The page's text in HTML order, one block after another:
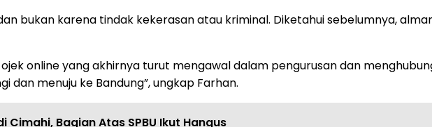
bukan karena tindak kekerasan atau kriminal. Diketahui sebelumnya,
online yang akhirnya turut mengawal dalam pengurusan dan
dan menuju ke Bandung”, ungkap Farhan.
Bagian Atas SPBU Ikut Hangus